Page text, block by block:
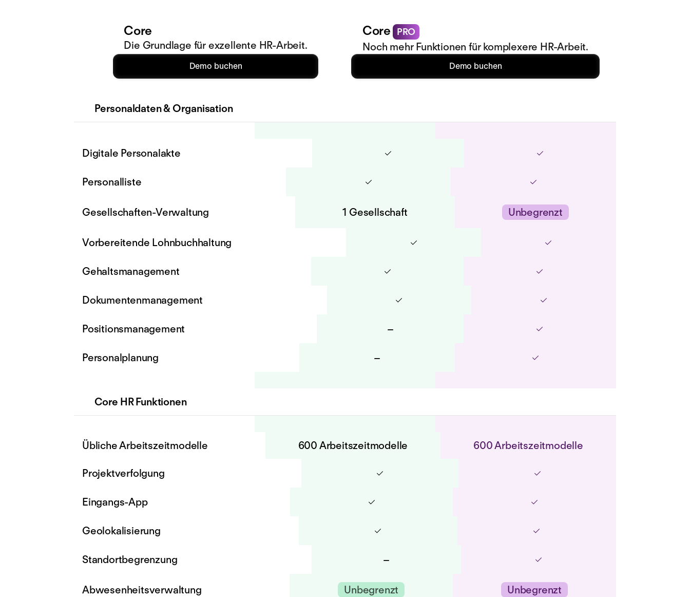
Core
Die Grundlage für exzellente HR-Arbeit.
Demo buchen
Core PRO
Noch mehr Funktionen für komplexere HR-Arbeit.
Demo buchen
Personaldaten & Organisation
Digitale Personalakte
Personalliste
Gesellschaften-Verwaltung 1 Gesellschaft Unbegrenzt
Vorbereitende Lohnbuchhaltung
Gehaltsmanagement
Dokumentenmanagement
Positionsmanagement –
Personalplanung –
Core HR Funktionen
Übliche Arbeitszeitmodelle 600 Arbeitszeitmodelle 600 Arbeitszeitmodelle
Projektverfolgung
Eingangs-App
Geolokalisierung
Standortbegrenzung –
Abwesenheitsverwaltung Unbegrenzt Unbegrenzt